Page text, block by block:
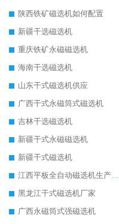
陕西铁矿磁选机如何配置
新疆干选磁选机
重庆铁矿永磁磁选机
海南干选磁选机
山东干式磁选机供应
广西干式永磁筒式磁选机
吉林干选磁选机
新疆干式永磁磁选机
新疆干式磁选机
江西平板全自动磁选机生产厂家
黑龙江干式磁选机厂家
广西永磁筒式强磁选机